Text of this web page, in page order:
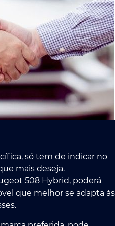
só tem de indicar no
mais deseja.
508 Hybrid, poderá
que melhor se adapta às